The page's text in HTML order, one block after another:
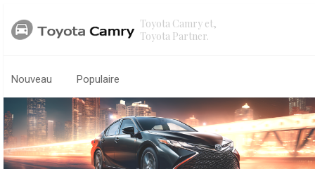
Toyota Camry et,
Toyota Partner.
Nouveau Populaire